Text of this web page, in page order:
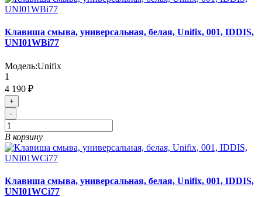
Клавиша смыва, универсальная, белая, Unifix, 001, IDDIS,
UNI01WBi77
Модель:Unifix
1
4 190 ₽
+
-
В корзину
Клавиша смыва, универсальная, белая, Unifix, 001, IDDIS,
UNI01WCi77